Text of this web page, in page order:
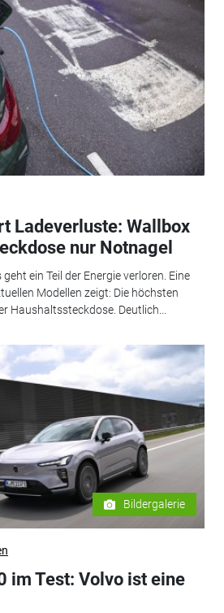
Ladeverluste: Wallbox
nur Notnagel
ein Teil der Energie verloren. Eine
Modellen zeigt: Die höchsten
Haushaltssteckdose. Deutlich...
Bildergalerie
im Test: Volvo ist eine